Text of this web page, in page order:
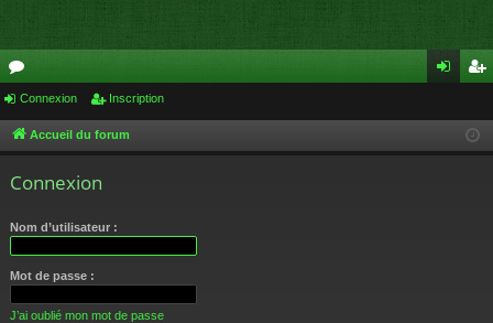
or
u cri
Connexion Inscription
Accueil du forum
Connexion
Nom d’utilisateur :
Mot de passe :
J’ai oublié mon mot de passe